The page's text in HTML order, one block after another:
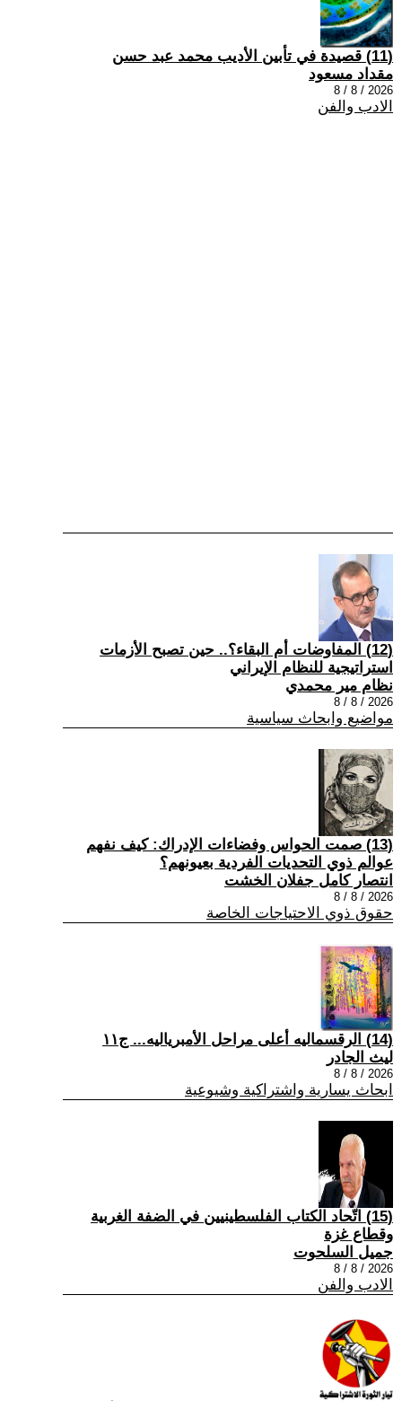
(11) قصيدة في تأبين الأديب محمد عبد حسن
مقداد مسعود
2026 / 8 / 8
الادب والفن
(12) المفاوضات أم البقاء؟.. حين تصبح الأزمات
استراتيجية للنظام الإيراني
نظام مير محمدي
2026 / 8 / 8
مواضيع وابحاث سياسية
(13) صمت الحواس وفضاءات الإدراك: كيف نفهم
عوالم ذوي التحديات الفردية بعيونهم؟
انتصار كامل جفلان الخشت
2026 / 8 / 8
حقوق ذوي الاحتياجات الخاصة
(14) الرقسماليه أعلى مراحل الأمبرياليه... ج١١
ليث الجادر
2026 / 8 / 8
ابحاث يسارية واشتراكية وشيوعية
(15) اتّحاد الكتاب الفلسطينيين في الضفة الغربية
وقطاع غزة
جميل السلحوت
2026 / 8 / 8
الادب والفن